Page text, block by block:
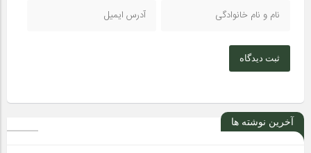
ثبت دیدگاه
آخرین نوشته ها